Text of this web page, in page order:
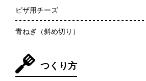
ピザ用チーズ
青ねぎ（斜め切り）
つくり方